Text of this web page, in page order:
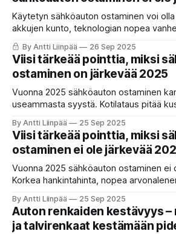
Käytetyn sähköauton ostaminen voi
akkujen kunto, teknologian nopea
ohjelmistojen yhteensopivuus ja
epävarmuuksia. Lue, miksi ostajan
tarkkana ja mitä asioita huomioida
By Antti Liinpää 26 Sep 2025
Viisi tärkeää pointtia, miksi
ostaminen on järkevää 2025
Vuonna 2025 sähköauton ostaminen
useammasta syystä. Kotilataus pitää
nopeasti. Kun tähän lisätään
edut, sähköauto on järkevä valinta yhä
autoilijalle.
By Antti Liinpää 25 Sep 2025
Viisi tärkeää pointtia, miksi
ostaminen ei ole järkevää
Vuonna 2025 sähköauton ostaminen ei
Korkea hankintahinta, nopea
epävarmuus tekevät sähköautosta
KaaraTV:n kriittinen analyysi.
By Antti Liinpää 25 Sep 2025
Auton renkaiden kestävyys –
ja talvirenkaat kestämään